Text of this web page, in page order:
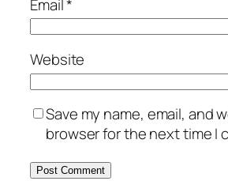
Email*
Website
Save my name, email, and
browser for the next time I